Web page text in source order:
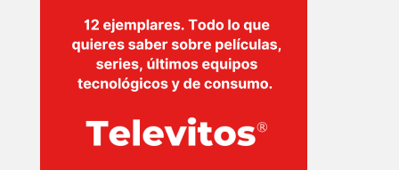
PLUS
EVENTOS